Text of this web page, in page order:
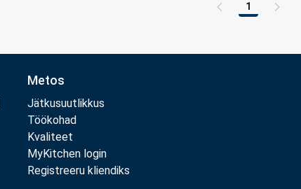
Leht
1
Metos
Jätkusuutlikkus
Töökohad
Kvaliteet
MyKitchen login
Registreeru kliendiks